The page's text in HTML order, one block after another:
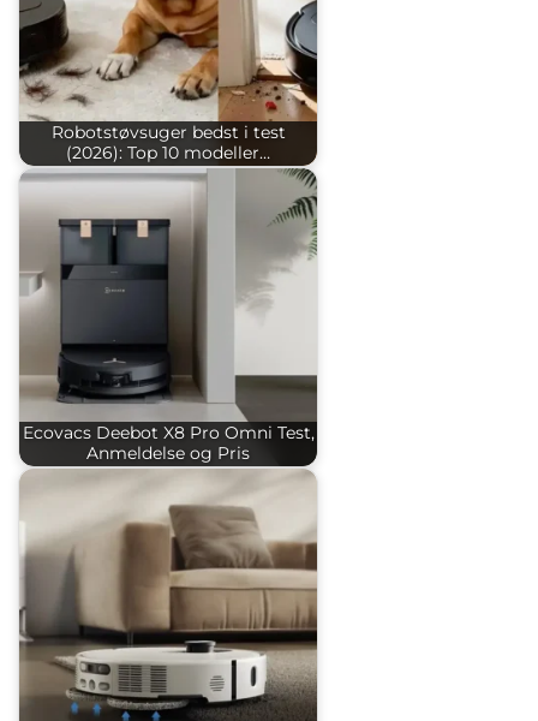
Robotstøvsuger bedst i test
(2026): Top 10 modeller…
Ecovacs Deebot X8 Pro Omni Test,
Anmeldelse og Pris